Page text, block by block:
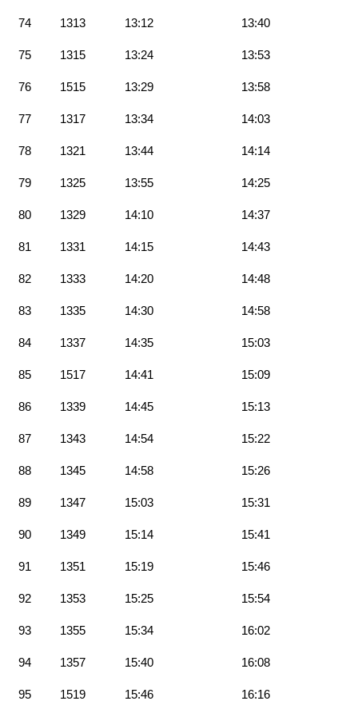
74 1313 13:12 13:40
75 1315 13:24 13:53
76 1515 13:29 13:58
77 1317 13:34 14:03
78 1321 13:44 14:14
79 1325 13:55 14:25
80 1329 14:10 14:37
81 1331 14:15 14:43
82 1333 14:20 14:48
83 1335 14:30 14:58
84 1337 14:35 15:03
85 1517 14:41 15:09
86 1339 14:45 15:13
87 1343 14:54 15:22
88 1345 14:58 15:26
89 1347 15:03 15:31
90 1349 15:14 15:41
91 1351 15:19 15:46
92 1353 15:25 15:54
93 1355 15:34 16:02
94 1357 15:40 16:08
95 1519 15:46 16:16